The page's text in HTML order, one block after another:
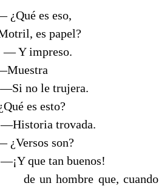
es eso,
papel?
le trujera.
es esto?
—Historia trovada.
¿Versos son?
tan buenos!
que, cuando